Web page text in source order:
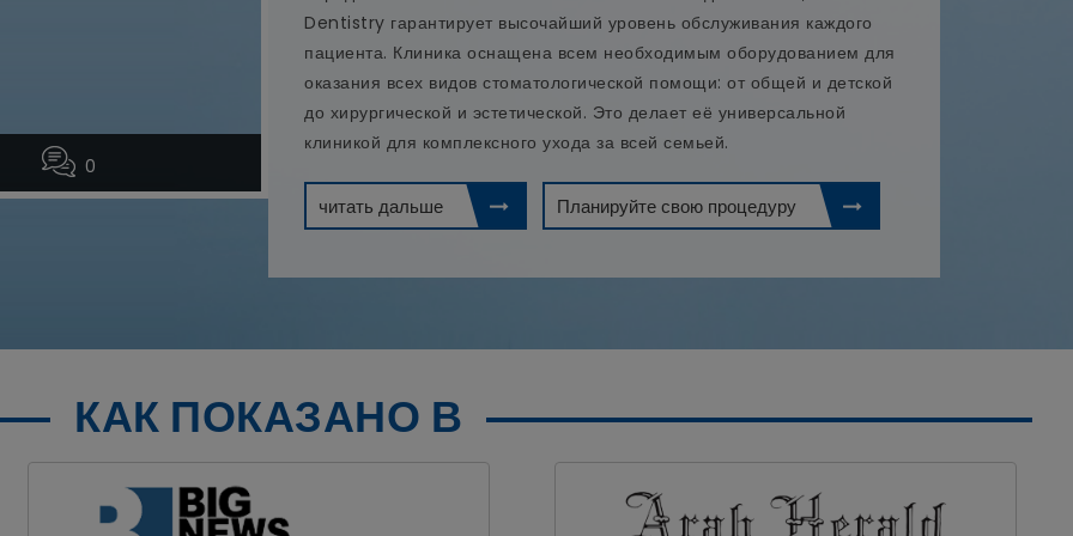
0
Dentistry гарантирует высочайший уровень обслуживания каждого
пациента. Клиника оснащена всем необходимым оборудованием для
оказания всех видов стоматологической помощи: от общей и детской
до хирургической и эстетической. Это делает её универсальной
клиникой для комплексного ухода за всей семьей.
читать дальше Планируйте свою процедуру
КАК ПОКАЗАНО В